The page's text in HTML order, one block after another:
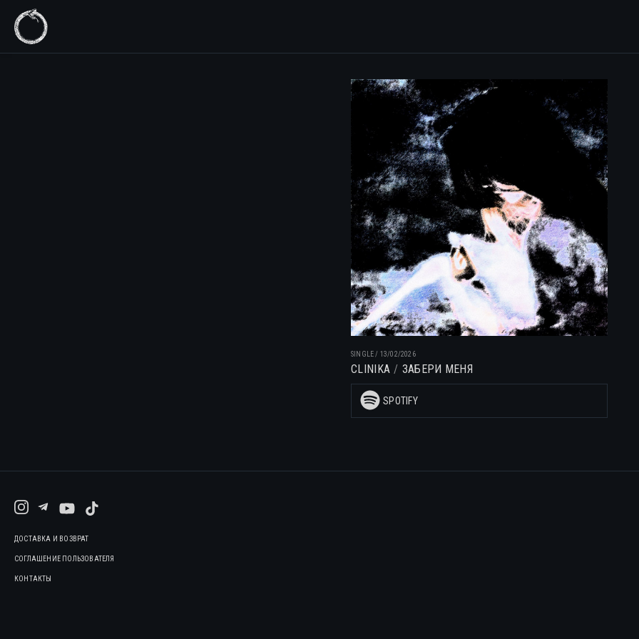
SINGLE/ 13/02/2026
CLINIKA ЗАБЕРИ МЕНЯ
SPOTIFY
ДОСТАВКА И ВОЗВРАТ
СОГЛАШЕНИЕ ПОЛЬЗОВАТЕЛЯ
КОНТАКТЫ